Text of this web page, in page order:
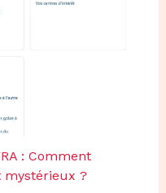
: Comment
mystérieux ?